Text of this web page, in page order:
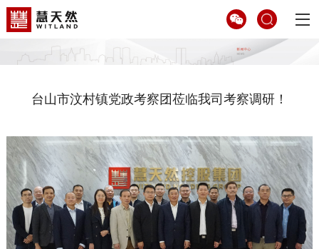
台山市汶村镇党政考察团莅临我司考察调研！